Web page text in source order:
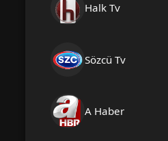
Halk Tv
Sözcü Tv
A Haber